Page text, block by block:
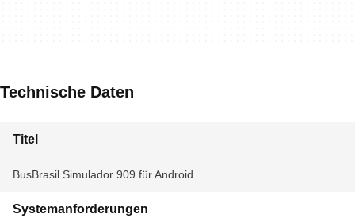
Technische Daten
Titel
BusBrasil Simulador 909 für Android
Systemanforderungen